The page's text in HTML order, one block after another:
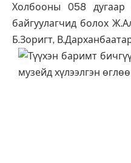
Холбооны 058 дугаар
байгуулагчид болох
Б.Зоригт,